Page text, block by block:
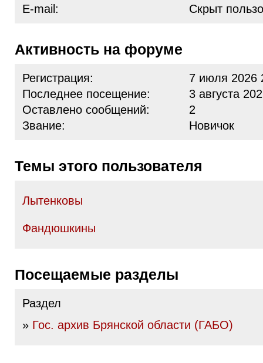
E-mail: Скрыт
Активность на форуме
Регистрация:
7 июля 2026
Последнее посещение:
3 августа
Оставлено сообщений:
2
Звание:
Новичок
Темы этого пользователя
Лытенковы
Фандюшкины
Посещаемые разделы
Раздел
» Гос. архив Брянской области (ГАБО)